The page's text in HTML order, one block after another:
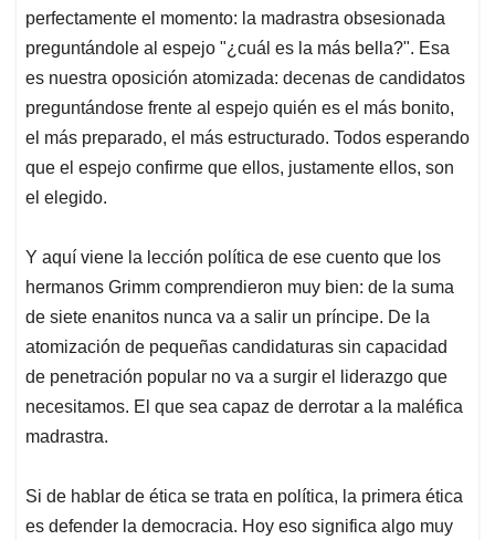
perfectamente el momento: la madrastra obsesionada
preguntándole al espejo "¿cuál es la más bella?". Esa
es nuestra oposición atomizada: decenas de candidatos
preguntándose frente al espejo quién es el más bonito,
el más preparado, el más estructurado. Todos esperando
que el espejo confirme que ellos, justamente ellos, son
el elegido.
Y aquí viene la lección política de ese cuento que los
hermanos Grimm comprendieron muy bien: de la suma
de siete enanitos nunca va a salir un príncipe. De la
atomización de pequeñas candidaturas sin capacidad
de penetración popular no va a surgir el liderazgo que
necesitamos. El que sea capaz de derrotar a la maléfica
madrastra.
Si de hablar de ética se trata en política, la primera ética
es defender la democracia. Hoy eso significa algo muy